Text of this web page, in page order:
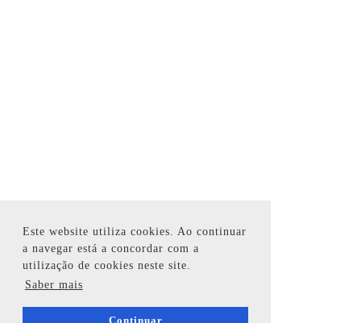
Este website utiliza cookies. Ao continuar
a navegar está a concordar com a
utilização de cookies neste site.
Saber mais
Continuar